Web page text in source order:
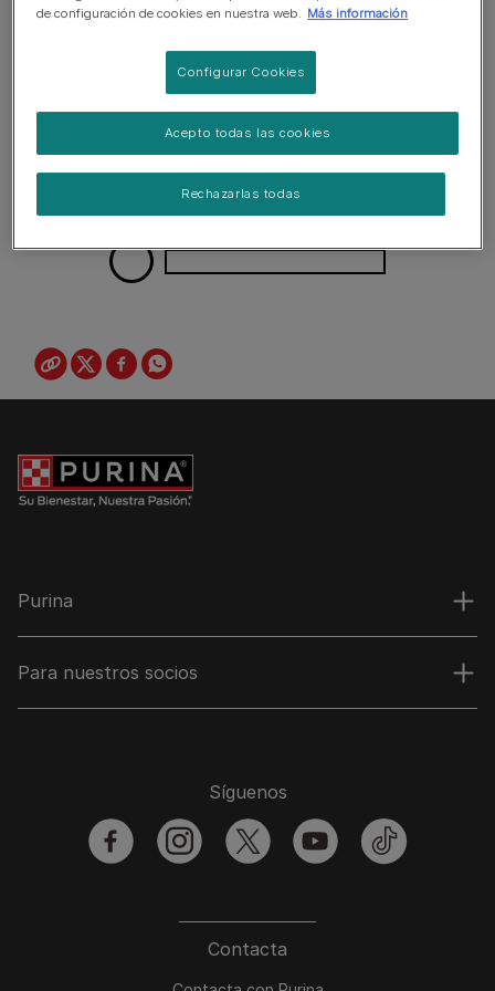
Purina
Para nuestros socios
Contacta
Síguenos
facebookinstagramtwitter youtubetiktok
de configuración de cookies en nuestra web. Más información
Configurar Cookies
Rechazarlas todas
Acepto todas las cookies